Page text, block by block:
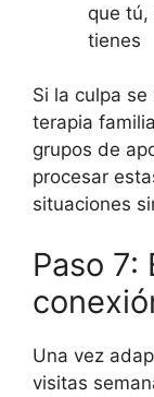
que
tienes
Si la culpa
terapia
grupos de
procesar
situaciones
Paso
Una vez
visitas